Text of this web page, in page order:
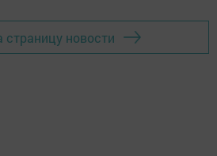
страницу новости